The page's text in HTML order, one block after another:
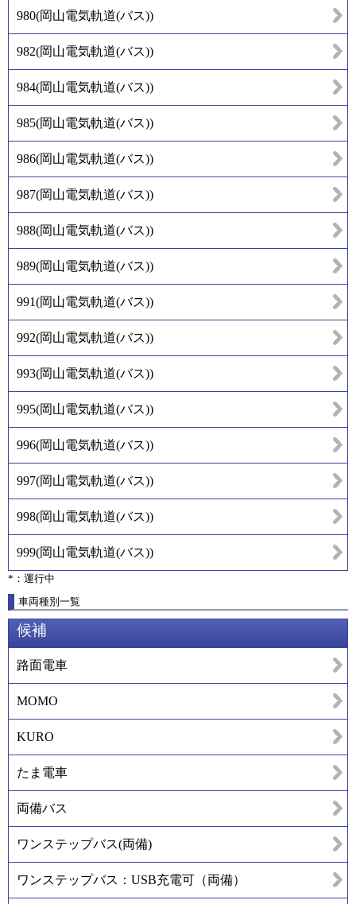
980(岡山電気軌道(バス))
982(岡山電気軌道(バス))
984(岡山電気軌道(バス))
985(岡山電気軌道(バス))
986(岡山電気軌道(バス))
987(岡山電気軌道(バス))
988(岡山電気軌道(バス))
989(岡山電気軌道(バス))
991(岡山電気軌道(バス))
992(岡山電気軌道(バス))
993(岡山電気軌道(バス))
995(岡山電気軌道(バス))
996(岡山電気軌道(バス))
997(岡山電気軌道(バス))
998(岡山電気軌道(バス))
999(岡山電気軌道(バス))
*：運行中
車両種別一覧
候補
路面電車
MOMO
KURO
たま電車
両備バス
ワンステップバス(両備)
ワンステップバス：USB充電可（両備）